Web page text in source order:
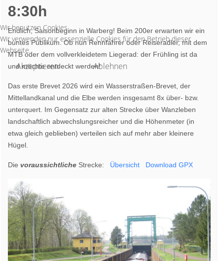
8:30h
Endlich, Saisonbeginn in Warberg! Beim 200er erwarten wir ein
buntes Publikum. Ob nun Rennfahrer oder Reiseradler, mit dem
MTB oder dem vollverkleidetem Liegerad: der Frühling ist da
und möchte entdeckt werden!
Das erste Brevet 2026 wird ein Wasserstraßen-Brevet, der
Mittellandkanal und die Elbe werden insgesamt 8x über- bzw.
unterquert. Im Gegensatz zur alten Strecke über Wanzleben
landschaftlich abwechslungsreicher und die Höhenmeter (in
etwa gleich geblieben) verteilen sich auf mehr aber kleinere
Hügel.
Dievoraussichtliche Strecke: Übersicht Download GPX
Wir benutzen Cookies
Wir verwenden nur essenzielle Cookies für den Betrieb dieser
Webseite.
Akzeptieren Ablehnen